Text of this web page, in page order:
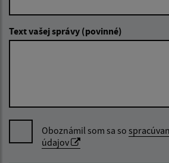
Text vašej správy (povinné)
Oboznámil som sa so
údajov